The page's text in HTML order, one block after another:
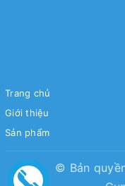
Trang chủ
Giới thiệu
Sản phẩm
© Bản